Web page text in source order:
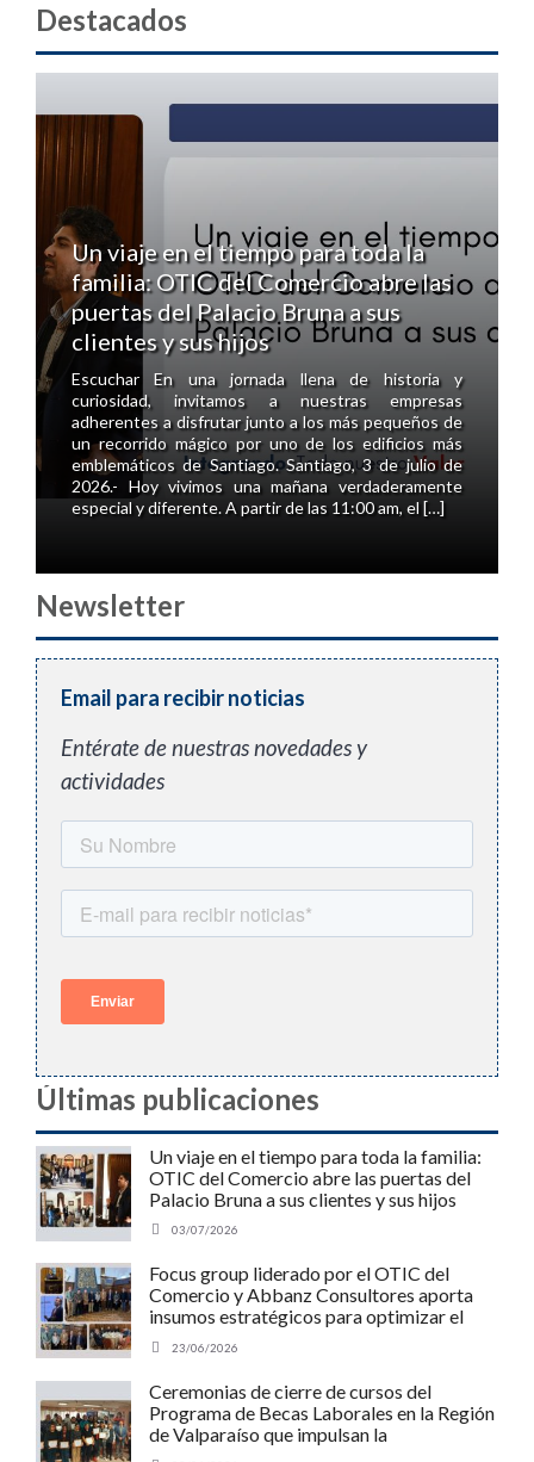
Destacados
Un viaje en el tiempo para toda la
familia: OTIC del Comercio abre las
puertas del Palacio Bruna a sus
clientes y sus hijos
Escuchar En una jornada llena de historia y
curiosidad, invitamos a nuestras empresas
adherentes a disfrutar junto a los más pequeños de
un recorrido mágico por uno de los edificios más
emblemáticos de Santiago. Santiago, 3 de julio de
2026.- Hoy vivimos una mañana verdaderamente
especial y diferente. A partir de las 11:00 am, el […]
Focus group liderado por el OTIC
aporta insumos estratégicos para
optimizar el Programa MIPE de
chilenas
emprendedor y adaptar las herramientas de fomento
a las necesidades reales del mercado, se llevó a cabo
del histórico Palacio Bruna. La instancia, organizada
por el OTIC del Comercio en alianza estratégica […]
Ceremonias de cierre de cursos del
Programa de Becas Laborales en la
Región de Valparaíso que impulsan
la empleabilidad y el desarrollo
regional.
Escuchar Con el objetivo de fortalecer la
empleabilidad y contribuir al desarrollo productivo
regional, los días 26 y 27 de mayo del presente año
se realizaron, en la región de Valparaíso, las
ceremonias de certificación de dos cursos de
Newsletter
Email para recibir noticias
Entérate de nuestras novedades y
actividades
Últimas publicaciones
Un viaje en el tiempo para toda la familia:
OTIC del Comercio abre las puertas del
Palacio Bruna a sus clientes y sus hijos
03/07/2026
Focus group liderado por el OTIC del
Comercio y Abbanz Consultores aporta
insumos estratégicos para optimizar el
Programa MIPE de SENCE y potenciar a
las pymes chilenas
23/06/2026
Ceremonias de cierre de cursos del
Programa de Becas Laborales en la Región
de Valparaíso que impulsan la
empleabilidad y el desarrollo regional.